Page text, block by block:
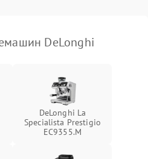
DeLonghi
DeLonghi La
Specialista Prestigio
EC9355.M